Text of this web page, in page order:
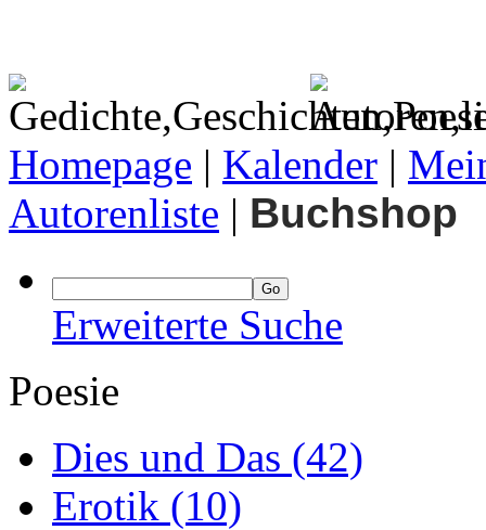
Homepage | Kalender |
Autorenliste | Buchshop
Erweiterte Suche
Poesie
Dies und Das (42)
Erotik (10)